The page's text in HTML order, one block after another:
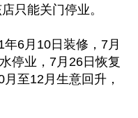
只能关门停业。
6月10日装修，7月
停业，7月26日恢复
至12月生意回升，